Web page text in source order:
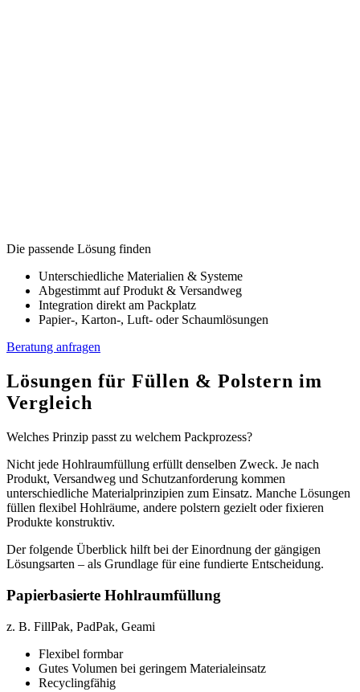
Die passende Lösung finden
Unterschiedliche Materialien & Systeme
Abgestimmt auf Produkt & Versandweg
Integration direkt am Packplatz
Papier-, Karton-, Luft- oder Schaumlösungen
Beratung anfragen
Lösungen für Füllen & Polstern im
Vergleich
Welches Prinzip passt zu welchem Packprozess?
Nicht jede Hohlraumfüllung erfüllt denselben Zweck. Je nach
Produkt, Versandweg und Schutzanforderung kommen
unterschiedliche Materialprinzipien zum Einsatz. Manche Lösungen
füllen flexibel Hohlräume, andere polstern gezielt oder fixieren
Produkte konstruktiv.
Der folgende Überblick hilft bei der Einordnung der gängigen
Lösungsarten – als Grundlage für eine fundierte Entscheidung.
Papierbasierte Hohlraumfüllung
z. B. FillPak, PadPak, Geami
Flexibel formbar
Gutes Volumen bei geringem Materialeinsatz
Recyclingfähig